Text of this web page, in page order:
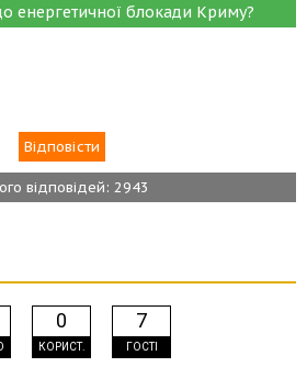
енергетичної блокади Криму?
відповідей: 2943
0
КОРИСТ.
7
ГОСТІ